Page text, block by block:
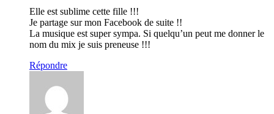
Elle est sublime cette fille !!!
Je partage sur mon Facebook de suite !!
La musique est super sympa. Si quelqu’un peut me donner le
nom du mix je suis preneuse !!!
Répondre